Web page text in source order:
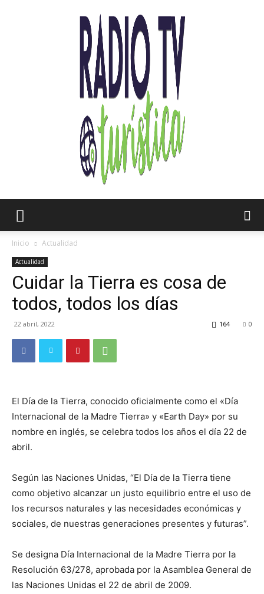
TV
Inicio Actualidad
Actualidad
Cuidar la Tierra es cosa de
todos, todos los días
22 abril, 2022 0
164
El Día de la Tierra, conocido oficialmente como el «Día
Internacional de la Madre Tierra» y «Earth Day» por su
nombre en inglés, se celebra todos los años el día 22 de
abril.
Según las Naciones Unidas, “El Día de la Tierra tiene
como objetivo alcanzar un justo equilibrio entre el uso de
los recursos naturales y las necesidades económicas y
sociales, de nuestras generaciones presentes y futuras”.
Se designa Día Internacional de la Madre Tierra por la
Resolución 63/278, aprobada por la Asamblea General de
las Naciones Unidas el 22 de abril de 2009.